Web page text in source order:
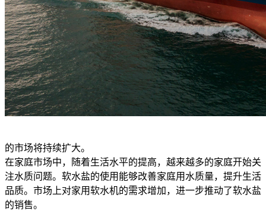
的市场将持续扩大。
在家庭市场中，随着生活水平的提高，越来越多的家庭开始关
注水质问题。软水盐的使用能够改善家庭用水质量，提升生活
品质。市场上对家用软水机的需求增加，进一步推动了软水盐
的销售。